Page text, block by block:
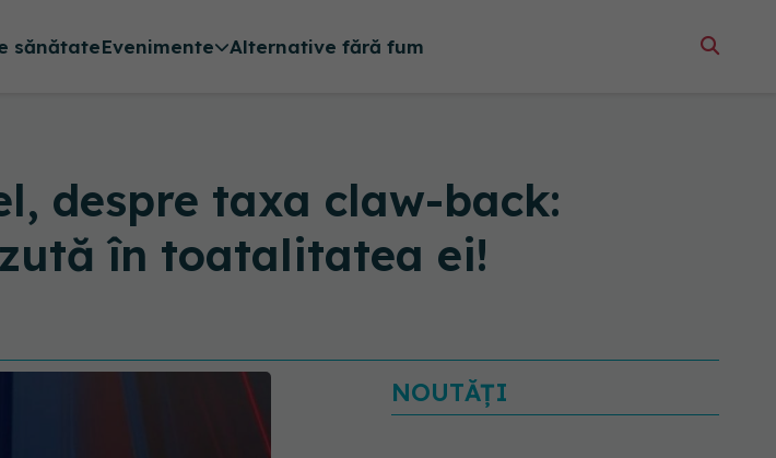
sănătateEvenimente Alternative fără fum
despre taxa claw-back:
în toatalitatea ei!
NOUTĂȚI